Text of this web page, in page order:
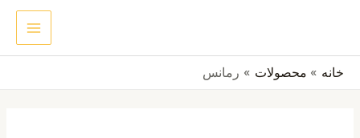
محتوا
خانه محصولات رمانس